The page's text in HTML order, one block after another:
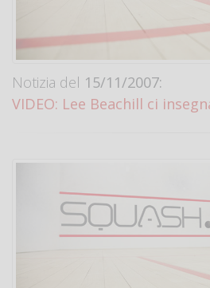
Notizia del 15/11/2007:
VIDEO: Lee Beachill ci